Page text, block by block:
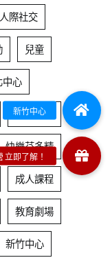
人際社交
兒童
中心
居家學習
快樂芬多精
成人課程
教育劇場
新竹中心